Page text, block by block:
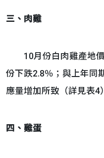
三、肉雞
10月份白肉雞產地價
份下跌2.8％；與上年同
應量增加所致（詳見表4
四、雞蛋